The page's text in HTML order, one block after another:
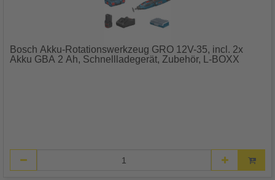
Bosch Akku-Rotationswerkzeug GRO 12V-35, incl. 2x
Akku GBA 2 Ah, Schnellladegerät, Zubehör, L-BOXX